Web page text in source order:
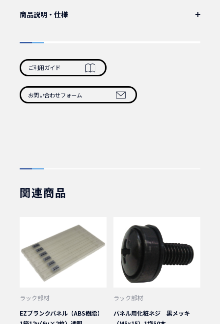
商品説明・仕様
機器の固定などにお使いください。
また締付しても機器に傷がつきません。
M5x12、黒メッキ、1袋50本
重量：195g/袋
ご利用ガイド
お問い合わせフォーム
関連商品
ラック部材
EZブランクパネル（ABS樹脂）
ラック部材
パネル用化粧ネジ 黒メッキ